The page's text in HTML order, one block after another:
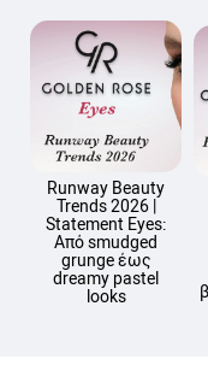
Runway Beauty
Trends 2026 |
Statement Eyes:
Από smudged
grunge έως
dreamy pastel
looks